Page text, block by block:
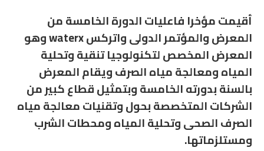
أقيمت مؤخرا فاعليات الدورة الخامسة من
المعرض والمؤتمر الدولى واتركس waterx وهو
المعرض المخصص لتكنولوجيا تنقية وتحلية
المياه ومعالجة مياه الصرف ويقام المعرض
بالسنة بدورته الخامسة وبتمثيل قطاع كبير من
الشركات المتخصصة بحول وتقنيات معالجة مياه
الصرف الصحى وتحلية المياه ومحطات الشرب
ومستلزماتها.